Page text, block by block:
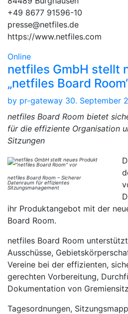
+49 8677 91596-10
presse@netfiles.de
https://www.netfiles.com
Online
netfiles GmbH stellt
„netfiles Board
by pr-gateway 30. September
netfiles Board Room bietet
für die effiziente Organisation
Sitzungen
netfiles Board Room – Sicherer
Datenraum für effizientes
Sitzungsmanagement
ihr Produktangebot mit der
Board Room.
netfiles Board Room
Ausschüsse,
Vereine bei der effizienten,
gerechten Vorbereitung,
Dokumentation von
Tagesordnungen,